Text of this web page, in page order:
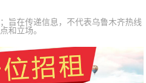
旨在传递信息，不代表乌鲁木齐热线
和立场。